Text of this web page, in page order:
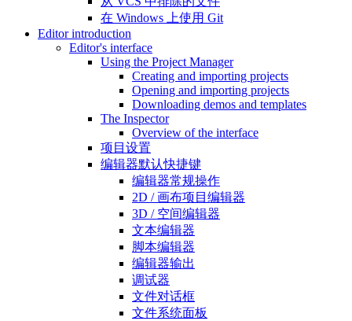
在 Windows 上使用 Git
Editor introduction
Editor's interface
Using the Project Manager
Creating and importing projects
Opening and importing projects
Downloading demos and templates
The Inspector
Overview of the interface
项目设置
编辑器默认快捷键
编辑器常规操作
2D / 画布项目编辑器
3D / 空间编辑器
文本编辑器
脚本编辑器
编辑器输出
调试器
文件对话框
文件系统面板